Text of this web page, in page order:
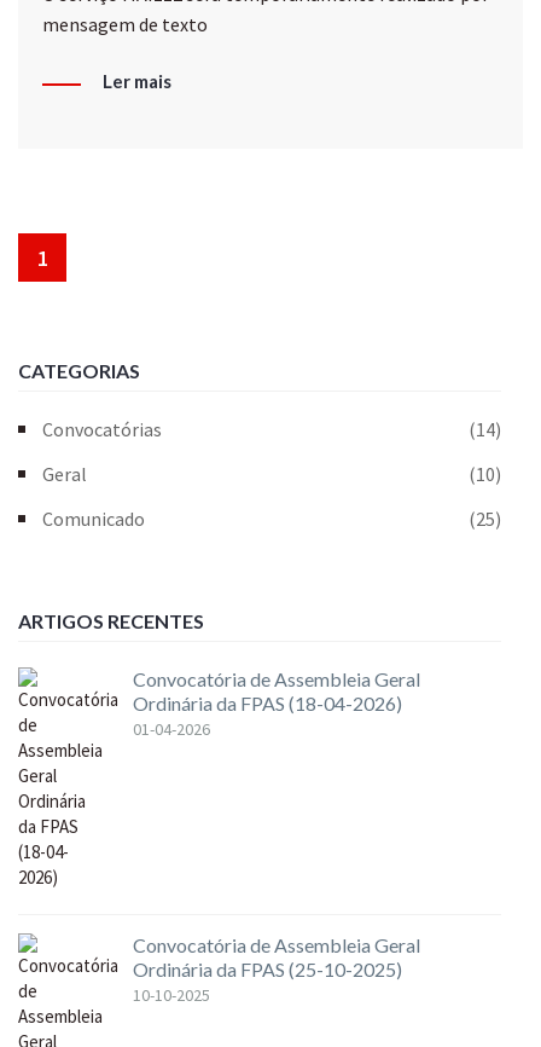
mensagem de texto
Ler mais
1
CATEGORIAS
Convocatórias
(14)
Geral
(10)
Comunicado
(25)
ARTIGOS RECENTES
Convocatória de Assembleia Geral
Ordinária da FPAS (18-04-2026)
01-04-2026
Convocatória de Assembleia Geral
Ordinária da FPAS (25-10-2025)
10-10-2025